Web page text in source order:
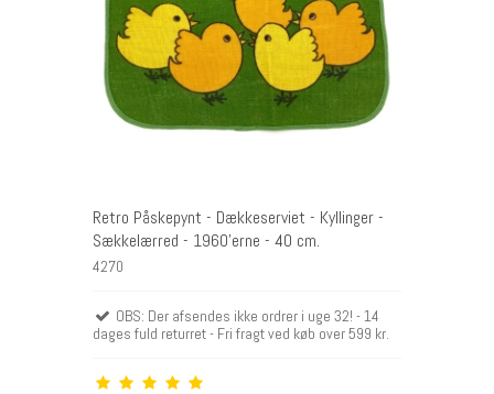
Retro Påskepynt - Dækkeserviet - Kyllinger -
Sækkelærred - 1960'erne - 40 cm.
4270
OBS: Der afsendes ikke ordrer i uge 32! - 14
dages fuld returret - Fri fragt ved køb over 599 kr.